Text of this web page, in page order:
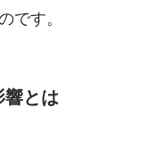
です。
響とは